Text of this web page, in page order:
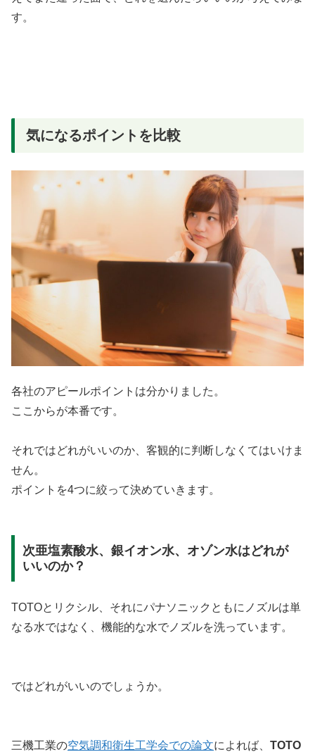
す。
気になるポイントを比較
各社のアピールポイントは分かりました。
ここからが本番です。
それではどれがいいのか、客観的に判断しなくてはいけま
せん。
ポイントを4つに絞って決めていきます。
次亜塩素酸水、銀イオン水、オゾン水はどれが
いいのか？
TOTOとリクシル、それにパナソニックともにノズルは単
なる水ではなく、機能的な水でノズルを洗っています。
ではどれがいいのでしょうか。
三機工業の空気調和衛生工学会での論文によれば、 TOTO